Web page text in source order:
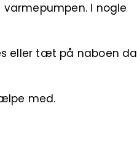
I nogle
eller tæt på naboen da
med.